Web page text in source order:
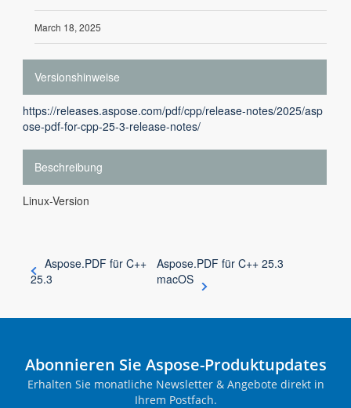
March 18, 2025
Versionshinweise
https://releases.aspose.com/pdf/cpp/release-notes/2025/asp
ose-pdf-for-cpp-25-3-release-notes/
Beschreibung
Linux-Version
Aspose.PDF für C++
25.3
Aspose.PDF für C++ 25.3
macOS
Abonnieren Sie Aspose-Produktupdates
Erhalten Sie monatliche Newsletter & Angebote direkt in
Ihrem Postfach.